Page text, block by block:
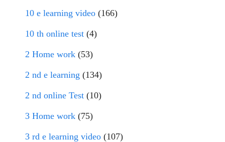
10 e learning video (166)
10 th online test (4)
2 Home work (53)
2 nd e learning (134)
2 nd online Test (10)
3 Home work (75)
3 rd e learning video (107)